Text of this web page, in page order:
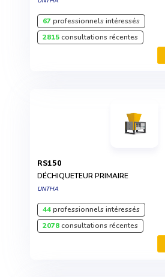
67professionnels intéressés
2815consultations récentes
RS150
DÉCHIQUETEUR PRIMAIRE
UNTHA
44professionnels intéressés
2078consultations récentes